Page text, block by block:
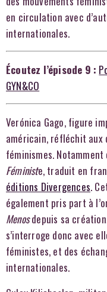
en circulation avec
internationales.
Écoutez l’épisode 9 :
GYN&CO
Verónica Gago, figure
américain, réfléchit aux
féminismes.
Féministe, traduit en
éditions Divergences.
également pris part à
Menosdepuis sa
s’interroge donc avec
féministes, et des
internationales.